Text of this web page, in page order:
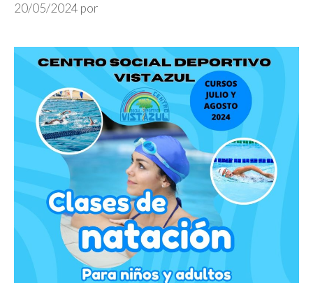
20/05/2024 por